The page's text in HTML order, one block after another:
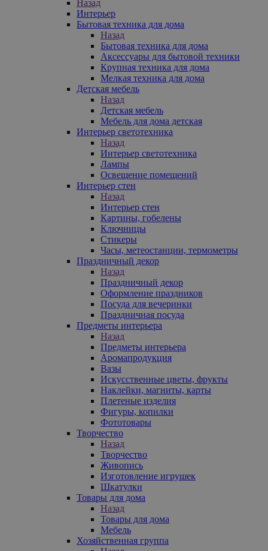
Назад
Интерьер
Бытовая техника для дома
Назад
Бытовая техника для дома
Аксессуары для бытовой техники
Крупная техника для дома
Мелкая техника для дома
Детская мебель
Назад
Детская мебель
Мебель для дома детская
Интерьер светотехника
Назад
Интерьер светотехника
Лампы
Освещение помещений
Интерьер стен
Назад
Интерьер стен
Картины, гобелены
Ключницы
Стикеры
Часы, метеостанции, термометры
Праздничный декор
Назад
Праздничный декор
Оформление праздников
Посуда для вечеринки
Праздничная посуда
Предметы интерьера
Назад
Предметы интерьера
Аромапродукция
Вазы
Искусственные цветы, фрукты
Наклейки, магниты, карты
Плетеные изделия
Фигуры, копилки
Фототовары
Творчество
Назад
Творчество
Живопись
Изготовление игрушек
Шкатулки
Товары для дома
Назад
Товары для дома
Мебель
Хозяйственная группа